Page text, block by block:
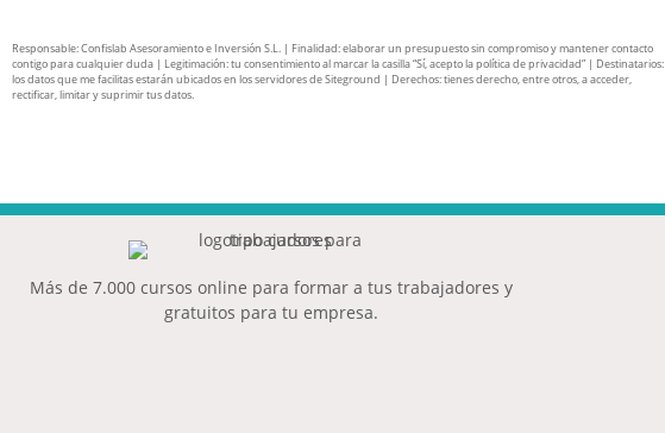
Responsable: Confislab Asesoramiento e Inversión S.L. | Finalidad: elaborar un presupuesto sin compromiso y mantener contacto
contigo para cualquier duda | Legitimación: tu consentimiento al marcar la casilla “Sí, acepto la política de privacidad” | Destinatarios:
los datos que me facilitas estarán ubicados en los servidores de Siteground | Derechos: tienes derecho, entre otros, a acceder,
rectificar, limitar y suprimir tus datos.
Más de 7.000 cursos online para formar a tus trabajadores y
gratuitos para tu empresa.